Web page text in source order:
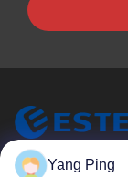
ESTELYang Ping